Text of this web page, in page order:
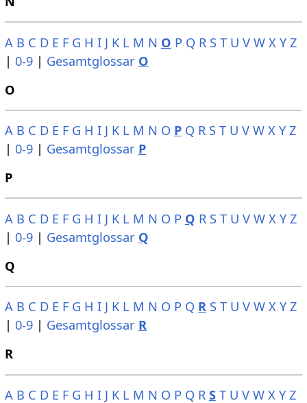
A B C D E F G H I J K L M N O P Q R S T U V W X Y Z
| 0-9| Gesamtglossar O
O
A B C D E F G H I J K L M N O P Q R S T U V W X Y Z
| 0-9| Gesamtglossar P
P
A B C D E F G H I J K L M N O P Q R S T U V W X Y Z
| 0-9| Gesamtglossar Q
Q
A B C D E F G H I J K L M N O P Q R S T U V W X Y Z
| 0-9| Gesamtglossar R
R
A B C D E F G H I J K L M N O P Q R S T U V W X Y Z